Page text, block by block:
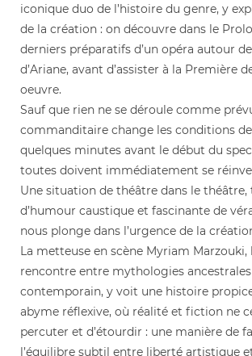
iconique duo de l’histoire du genre, y
de la création : on découvre dans le
derniers préparatifs d’un opéra autour
d’Ariane, avant d’assister à la Première
oeuvre.
Sauf que rien ne se déroule comme
commanditaire change les conditions
quelques minutes avant le début du
toutes doivent immédiatement se
Une situation de théâtre dans le théâtre,
d’humour caustique et fascinante de
nous plonge dans l’urgence de la
La metteuse en scène Myriam Marzouki,
rencontre entre mythologies
contemporain, y voit une histoire
abyme réflexive, où réalité et fiction ne
percuter et d’étourdir : une manière de
l’équilibre subtil entre liberté artistique